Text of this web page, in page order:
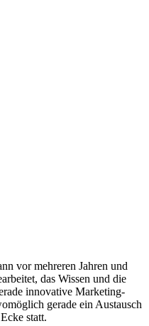
vor mehreren Jahren und
das Wissen und die
innovative Marketing-
gerade ein Austausch
statt.